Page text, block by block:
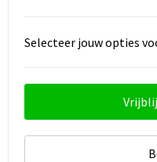
Selecteer jouw opties